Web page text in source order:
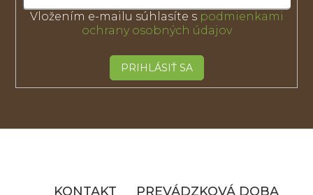
p
i
u
Vložením e-mailu súhlasíte s podmienkami
ochrany osobných údajov
PRIHLÁSIŤ SA
KONTAKT PREVÁDZKOVÁ DOBA